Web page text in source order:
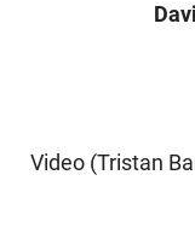
Video (Tristan